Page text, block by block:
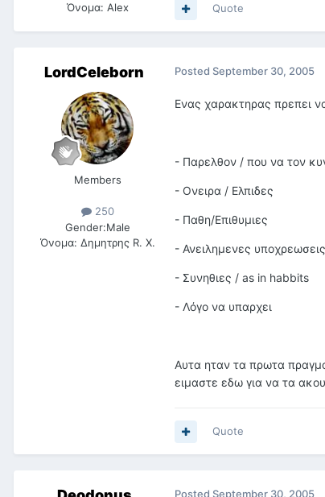
Όνομα: Alex Quote
LordCeleborn
Members
250
Gender:Male
Όνομα: Δημητρης R. X.
Posted September 30, 2005
Ενας χαρακτηρας πρεπει
- Παρελθον / που να τον
- Ονειρα / Ελπιδες
- Παθη/Επιθυμιες
- Ανειλημενες υποχρεωσεις
- Συνηθιες / as in habbits
- Λόγο να υπαρχει
Αυτα ηταν τα πρωτα
ειμαστε εδω για να τα
Quote
Posted September 30, 2005